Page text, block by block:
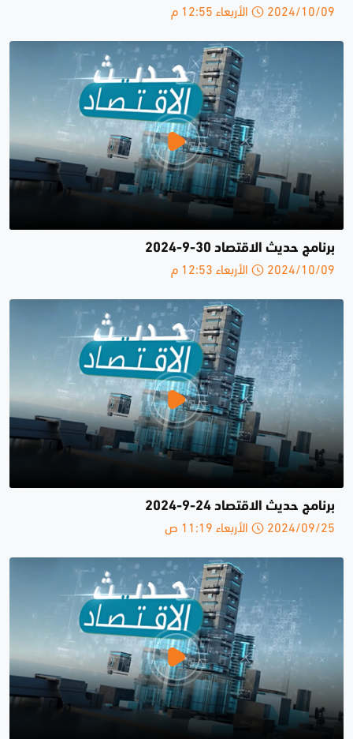
2024/10/09 الأربعاء 12:55 م
برنامج حديث الاقتصاد 30-9-2024
2024/10/09 الأربعاء 12:53 م
برنامج حديث الاقتصاد 24-9-2024
2024/09/25 الأربعاء 11:19 ص